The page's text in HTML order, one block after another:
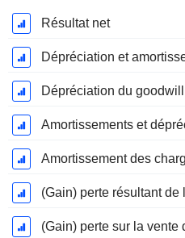
Période
Fiscale:
Décembre
Résultat net
Dépréciation et
Amortissements et
(Gain) perte résultant de